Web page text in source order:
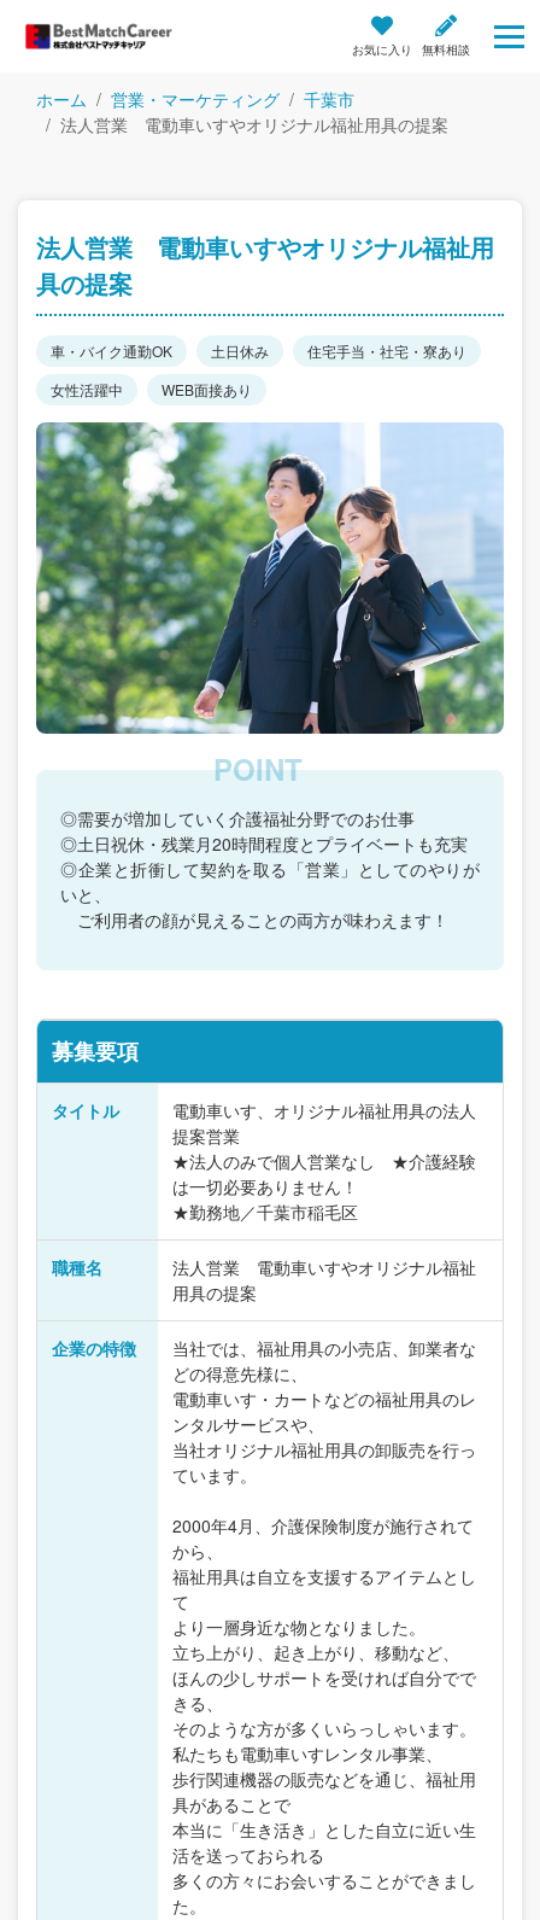
お気に入り 無料相談
ホーム 営業・マーケティング
千葉市
法人営業 電動車いすやオリジナル福祉用具の提案
法人営業 電動車いすやオリジナル福祉用
具の提案
車・バイク通勤OK 土日休み
住宅手当・社宅・寮あり
女性活躍中
WEB面接あり
◎需要が増加していく介護福祉分野でのお仕事
◎土日祝休・残業月20時間程度とプライベートも充実
◎企業と折衝して契約を取る「営業」としてのやりが
いと、
ご利用者の顔が見えることの両方が味わえます！
募集要項
タイトル
電動車いす、オリジナル福祉用具の法人
提案営業
★法人のみで個人営業なし ★介護経験
は一切必要ありません！
★勤務地／千葉市稲毛区
職種名
法人営業 電動車いすやオリジナル福祉
用具の提案
企業の特徴
当社では、福祉用具の小売店、卸業者な
どの得意先様に、
電動車いす・カートなどの福祉用具のレ
ンタルサービスや、
当社オリジナル福祉用具の卸販売を行っ
ています。
2000年4月、介護保険制度が施行されて
から、
福祉用具は自立を支援するアイテムとし
て
より一層身近な物となりました。
立ち上がり、起き上がり、移動など、
ほんの少しサポートを受ければ自分でで
きる、
そのような方が多くいらっしゃいます。
私たちも電動車いすレンタル事業、
歩行関連機器の販売などを通じ、福祉用
具があることで
本当に「生き活き」とした自立に近い生
活を送っておられる
多くの方々にお会いすることができまし
た。